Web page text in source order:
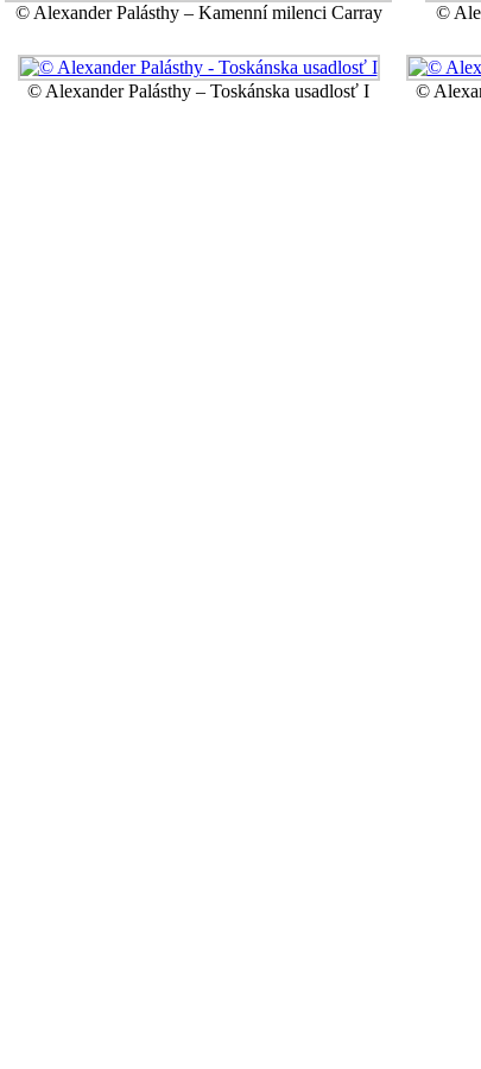
© Alexander Palásthy – Kamenní milenci Carray ©
© Alexander Palásthy – Toskánska usadlosť I ©